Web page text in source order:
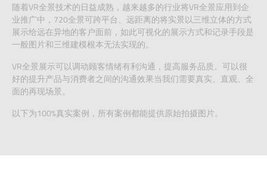
随着VR全景技术的日益成熟，越来越多的行业将VR全景应用到企
业推广中，720全景可跨平台、远距离的将实景以三维立体的方式
展示给远在异地的客户面前，如此可视化的展示方式和记录手段是
一般图片和三维建模根本无法实现的。
VR全景展示可以调动顾客情绪有利沟通，提高服务品质。可以很
好的提升产品与消费者之间的沟通效果当我们需要真实、直观、全
面的再现场景。
以下为100%真实案例，所有案例都能提供原始拍摄图片。